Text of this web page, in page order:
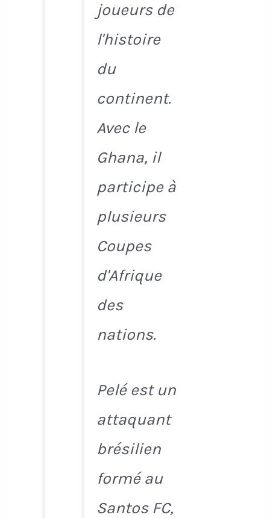
joueurs de
l'histoire
du
continent.
Avec le
Ghana, il
participe à
plusieurs
Coupes
d'Afrique
des
nations.
Pelé est un
attaquant
brésilien
formé au
Santos FC,